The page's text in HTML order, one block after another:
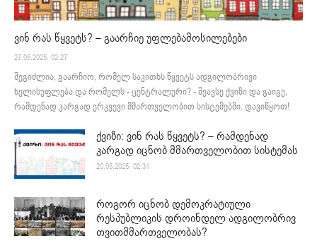
ვინ რას წყვეტს? – გაარჩიე უფლებამოსილებები
27.05.2025. 02:27
შეგიძლია, გაარჩიო, რომელ საკითხს წყვეტს ადგილობრივი
ხელისუფლება და რომელს - ცენტრალური? - შეავსე ქვიზი და გაიგე,
რამდენად კარგად ერკვევი მმართველობით სისტემებში. დავიწყოთ!
ქვიზი: ვინ რას წყვეტს? – რამდენად
კარგად იცნობ მმართველობით სისტემას
20.05.2025. 02:31
როგორ იცნობ დემოკრატიული
რესპუბლიკის დროინდელ ადგილობრივ
თვითმმართველობას?